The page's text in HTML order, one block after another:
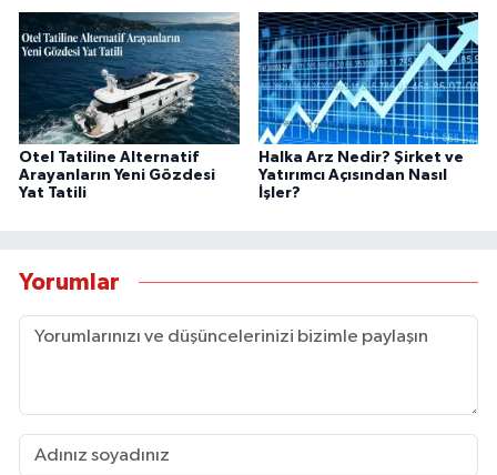
Otel Tatiline Alternatif
Arayanların Yeni Gözdesi
Yat Tatili
Halka Arz Nedir? Şirket ve
Yatırımcı Açısından Nasıl
İşler?
Yorumlar